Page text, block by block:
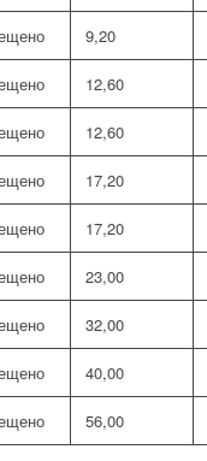
9,20
12,60
12,60
17,20
17,20
23,00
32,00
40,00
56,00